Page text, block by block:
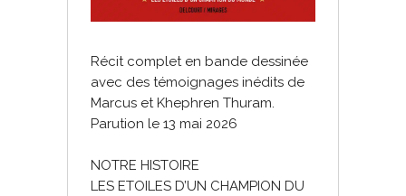
Récit complet en bande dessinée
avec des témoignages inédits de
Marcus et Khephren Thuram.
Parution le 13 mai 2026
NOTRE HISTOIRE
LES ETOILES D’UN CHAMPION DU